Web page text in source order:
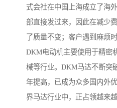
式会社在中国上海成立了海
部直接发过来，因此在减少
了质量不变；客户遇到麻烦
DKM电动机主要使用于精密
械等行业。DKM马达不断突
年提高，已成为众多国内外
界马达行业中，正占领越来